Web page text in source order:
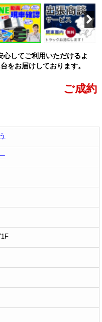
心してご利用いただけるよ
をお届けしております。
ご成約